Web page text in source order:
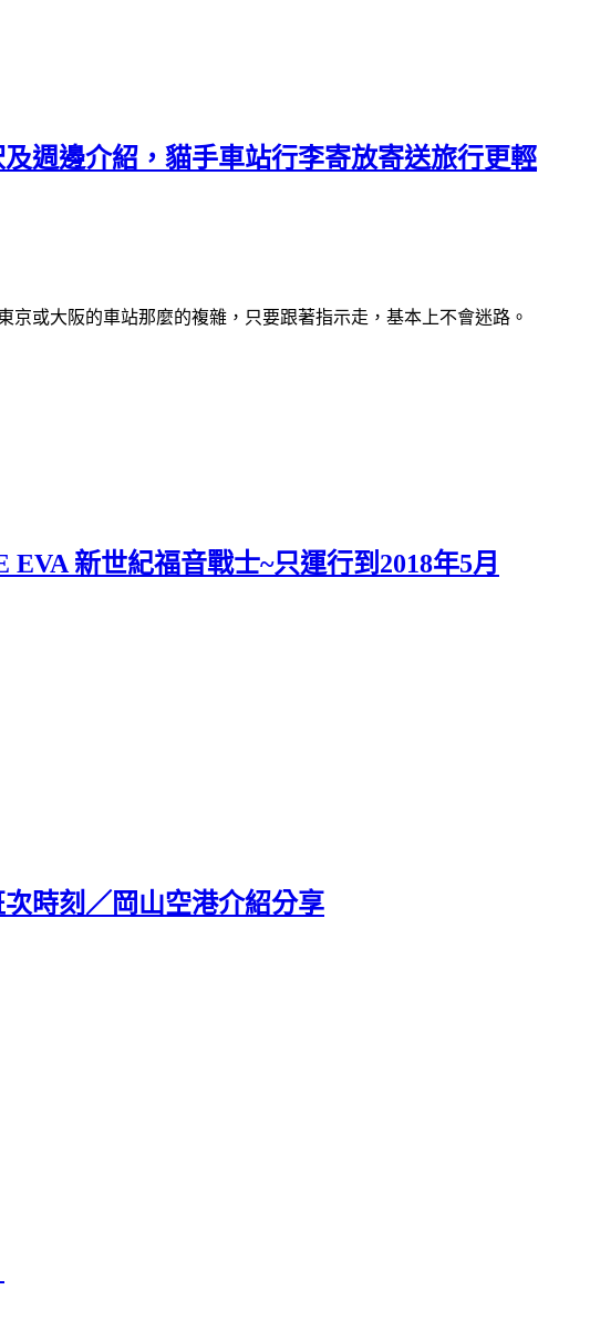
週邊介紹，貓手車站行李寄放寄送旅行更輕
或大阪的車站那麼的複雜，只要跟著指示走，基本上不會迷路。
新世紀福音戰士~只運行到2018年5月
時刻／岡山空港介紹分享